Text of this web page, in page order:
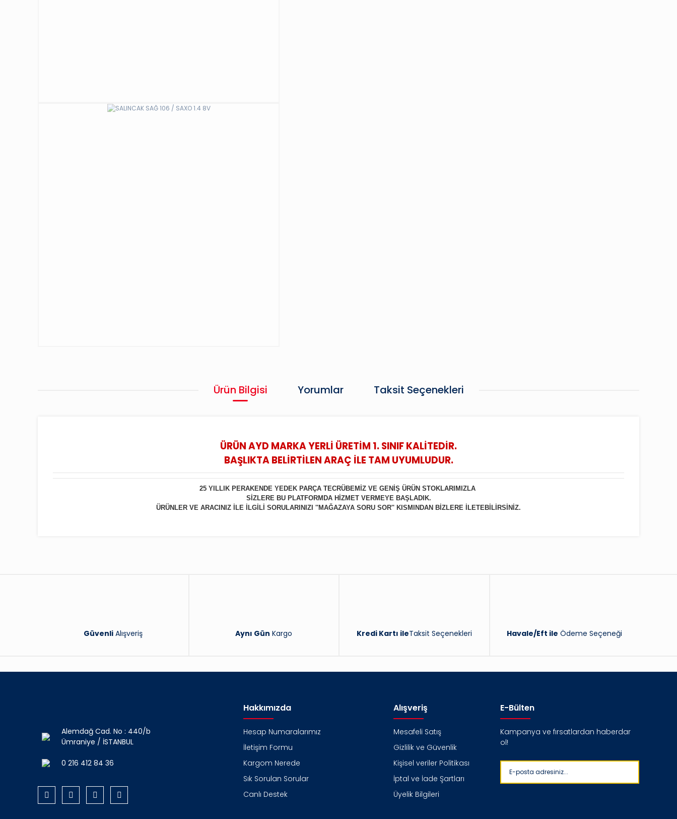
Ürün Bilgisi Yorumlar Taksit Seçenekleri
ÜRÜN AYD MARKA YERLİ ÜRETİM 1. SINIF KALİTEDİR.
BAŞLIKTA BELİRTİLEN ARAÇ İLE TAM UYUMLUDUR.
25 YILLIK PERAKENDE YEDEK PARÇA TECRÜBEMİZ VE GENİŞ ÜRÜN STOKLARIMIZLA
SİZLERE BU PLATFORMDA HİZMET VERMEYE BAŞLADIK.
ÜRÜNLER VE ARACINIZ İLE İLGİLİ SORULARINIZI ''MAĞAZAYA SORU SOR'' KISMINDAN BİZLERE İLETEBİLİRSİNİZ.
GüvenliAlışveriş Aynı Gün Kargo Kredi Kartı ileTaksit Seçenekleri Havale/Eft ile Ödeme Seçeneği
Alemdağ Cad. No : 440/b
Ümraniye / İSTANBUL
0 216 412 84 36
Hakkımızda
Hesap Numaralarımız
İletişim Formu
Kargom Nerede
Sık Sorulan Sorular
Canlı Destek
Alışveriş
Mesafeli Satış
Gizlilik ve Güvenlik
Kişisel veriler Politikası
İptal ve İade Şartları
Üyelik Bilgileri
E-Bülten
Kampanya ve fırsatlardan haberdar
ol!